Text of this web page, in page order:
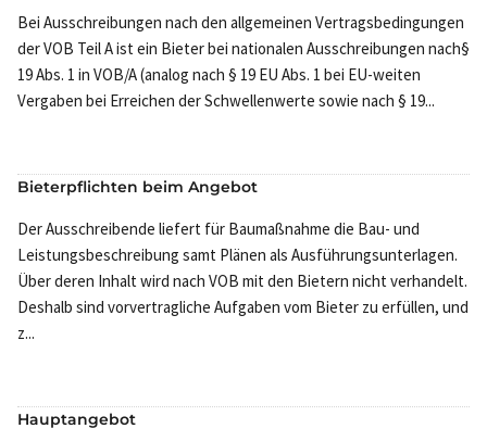
Bei Ausschreibungen nach den allgemeinen Vertragsbedingungen
der VOB Teil A ist ein Bieter bei nationalen Ausschreibungen nach§
19 Abs. 1 in VOB/A (analog nach § 19 EU Abs. 1 bei EU-weiten
Vergaben bei Erreichen der Schwellenwerte sowie nach § 19...
Bieterpflichten beim Angebot
Der Ausschreibende liefert für Baumaßnahme die Bau- und
Leistungsbeschreibung samt Plänen als Ausführungsunterlagen.
Über deren Inhalt wird nach VOB mit den Bietern nicht verhandelt.
Deshalb sind vorvertragliche Aufgaben vom Bieter zu erfüllen, und
z...
Hauptangebot